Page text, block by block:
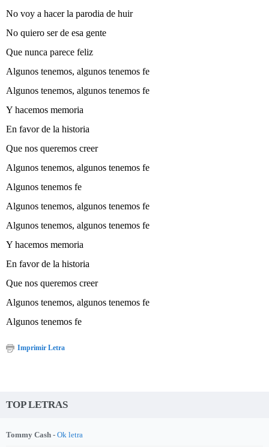
No voy a hacer la parodia de huir
No quiero ser de esa gente
Que nunca parece feliz
Algunos tenemos, algunos tenemos fe
Algunos tenemos, algunos tenemos fe
Y hacemos memoria
En favor de la historia
Que nos queremos creer
Algunos tenemos, algunos tenemos fe
Algunos tenemos fe
Algunos tenemos, algunos tenemos fe
Algunos tenemos, algunos tenemos fe
Y hacemos memoria
En favor de la historia
Que nos queremos creer
Algunos tenemos, algunos tenemos fe
Algunos tenemos fe
Imprimir Letra
TOP LETRAS
Tommy Cash - Ok letra